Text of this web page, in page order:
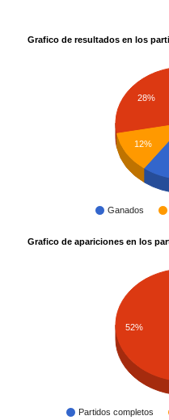
Grafico de resultados en los
Ganados
28%
12%
Grafico de apariciones en los
Partidos completos
52%